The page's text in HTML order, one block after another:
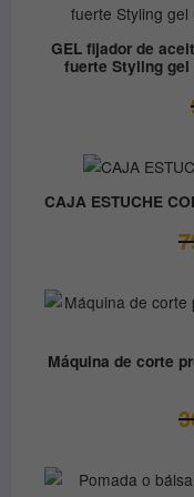
GEL fijador de
fuerte Styling gel
CAJA ESTUCHE
Máquina de corte